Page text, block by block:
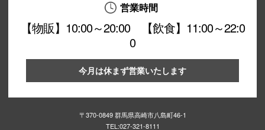
営業時間
【物販】10:00～20:00 【飲食】11:00～22:0
0
今月は休まず営業いたします
〒370-0849 群馬県高崎市八島町46-1
TEL:027-321-8111